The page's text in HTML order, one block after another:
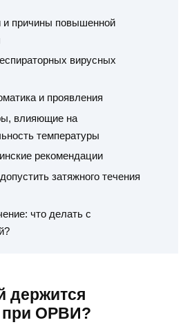
и причины повышенной
вирусных
и проявления
влияющие на
температуры
рекомендации
затяжного течения
что делать с
держится
при ОРВИ?